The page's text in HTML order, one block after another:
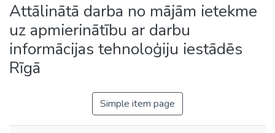
Attālinātā darba no mājām ietekme
uz apmierinātību ar darbu
informācijas tehnoloģiju iestādēs
Rīgā
Simple item page